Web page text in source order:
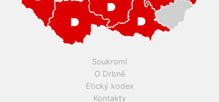
Soukromí
O Drbně
Etický kodex
Kontakty